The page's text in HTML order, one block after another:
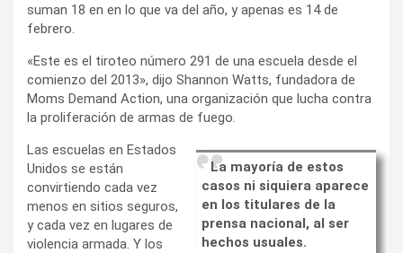
suman 18 en en lo que va del año, y apenas es 14 de
febrero.
«Este es el tiroteo número 291 de una escuela desde el
comienzo del 2013», dijo Shannon Watts, fundadora de
Moms Demand Action, una organización que lucha contra
la proliferación de armas de fuego.
La mayoría de estos
casos ni siquiera aparece
en los titulares de la
prensa nacional, al ser
hechos usuales.
Las escuelas en Estados
Unidos se están
convirtiendo cada vez
menos en sitios seguros,
y cada vez en lugares de
violencia armada. Y los